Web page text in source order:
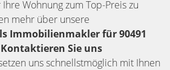
Wohnung zum Top-Preis zu
mehr über unsere
Immobilienmakler für 90491
Kontaktieren Sie uns
uns schnellstmöglich mit Ihnen